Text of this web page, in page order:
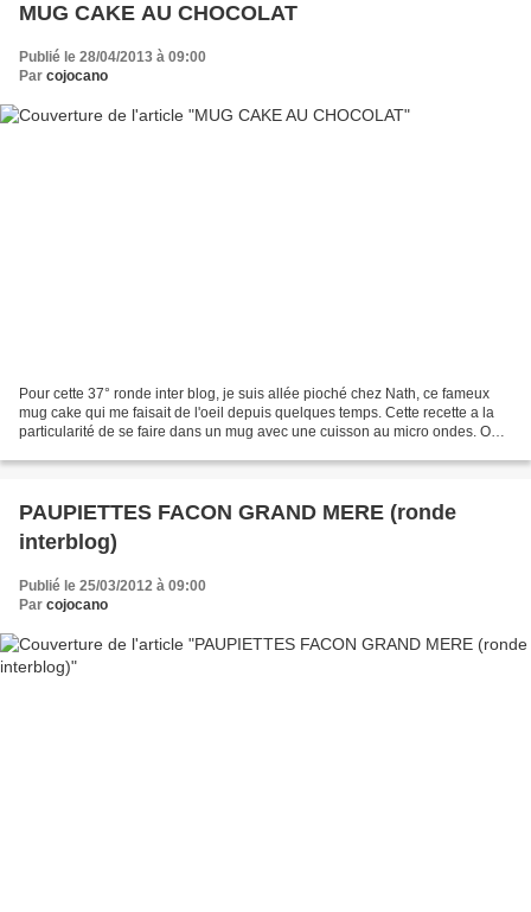
MUG CAKE AU CHOCOLAT
Publié le 28/04/2013 à 09:00
Par cojocano
Pour cette 37° ronde inter blog, je suis allée pioché chez Nath, ce fameux
mug cake qui me faisait de l'oeil depuis quelques temps. Cette recette a la
particularité de se faire dans un mug avec une cuisson au micro ondes. On
PAUPIETTES FACON GRAND MERE (ronde
interblog)
Publié le 25/03/2012 à 09:00
Par cojocano